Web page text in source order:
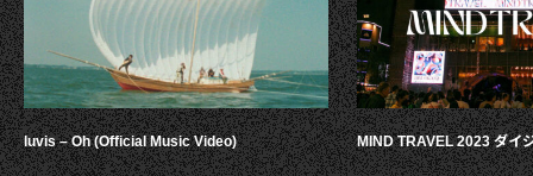
luvis – Oh (Official Music Video) MIND TRAVEL 2023 ダイ